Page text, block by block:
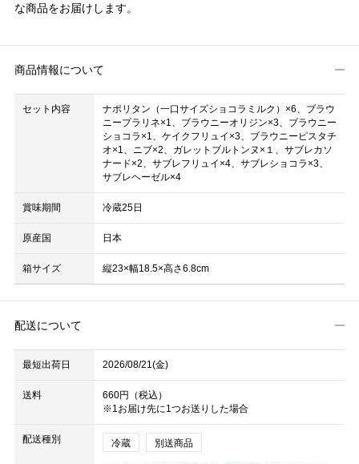
な商品をお届けします。
商品情報について
セット内容
ナポリタン（一口サイズショコラミルク）×6、ブラウ
ニープラリネ×1、ブラウニーオリジン×3、ブラウニー
ショコラ×1、ケイクフリュイ×3、ブラウニーピスタチ
オ×1、ニブ×2、ガレットブルトンヌ×１、サブレカソ
ナード×2、サブレフリュイ×4、サブレショコラ×3、
サブレヘーゼル×4
賞味期間 冷蔵25日
原産国 日本
箱サイズ 縦23×幅18.5×高さ6.8cm
配送について
最短出荷日 2026/08/21(金)
送料
660円（税込）
※1お届け先に1つお送りした場合
配送種別 冷蔵 別送商品